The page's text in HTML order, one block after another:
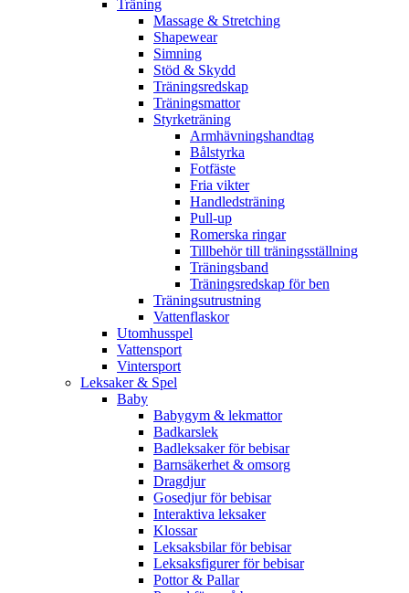
Träning
Massage & Stretching
Shapewear
Simning
Stöd & Skydd
Träningsredskap
Träningsmattor
Styrketräning
Armhävningshandtag
Bålstyrka
Fotfäste
Fria vikter
Handledsträning
Pull-up
Romerska ringar
Tillbehör till träningsställning
Träningsband
Träningsredskap för ben
Träningsutrustning
Vattenflaskor
Utomhusspel
Vattensport
Vintersport
Leksaker & Spel
Baby
Babygym & lekmattor
Badkarslek
Badleksaker för bebisar
Barnsäkerhet & omsorg
Dragdjur
Gosedjur för bebisar
Interaktiva leksaker
Klossar
Leksaksbilar för bebisar
Leksaksfigurer för bebisar
Pottor & Pallar